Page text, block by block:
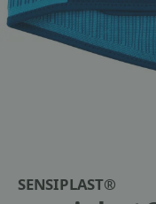
SENSIPLAST®